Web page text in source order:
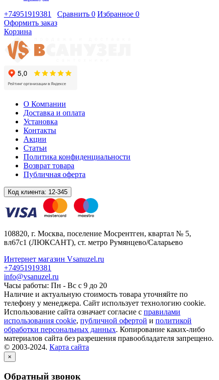
+74951919381
Сравнить 0 Избранное 0
Оформить заказ
Корзина
О Компании
Доставка и оплата
Установка
Контакты
Акции
Статьи
Политика конфиденциальности
Возврат товара
Публичная оферта
Код клиента: 12-345
108820, г. Москва, поселение Мосрентген, квартал № 5,
вл67с1 (ЛЮКСАНТ), ст. метро Румянцево/Саларьево
Интернет магазин Vsanuzel.ru
+74951919381
info@vsanuzel.ru
Часы работы: Пн - Вс с 9 до 20
Наличие и актуальную стоимость товара уточняйте по
телефону у менеджера. Сайт использует технологию cookie.
Использование сайта означает согласие с правилами
использования cookie, публичной офертой и политикой
обработки персональных данных. Копирование каких-либо
материалов сайта без разрешения правообладателя запрещено.
© 2003-2024. Карта сайта
×
Обратный звонок